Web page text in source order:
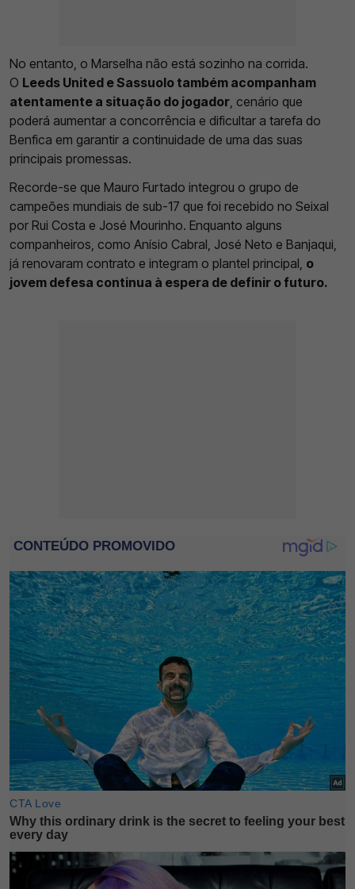
No entanto, o Marselha não está sozinho na corrida.
O Leeds United e Sassuolo também acompanham
atentamente a situação do jogador , cenário que
poderá aumentar a concorrência e dificultar a tarefa do
Benfica em garantir a continuidade de uma das suas
principais promessas.
Recorde-se que Mauro Furtado integrou o grupo de
campeões mundiais de sub-17 que foi recebido no Seixal
por Rui Costa e José Mourinho. Enquanto alguns
companheiros, como Anísio Cabral, José Neto e Banjaqui,
já renovaram contrato e integram o plantel principal, o
jovem defesa continua à espera de definir o futuro.